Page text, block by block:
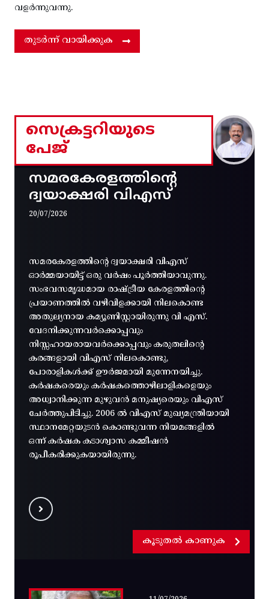
വളർന്നുവന്നു.
തുടർന്ന് വായിക്കുക
സെക്രട്ടറിയുടെ
പേജ്
സമരകേരളത്തിൻ്റെ
ദ്വയാക്ഷരി വിഎസ്
20/07/2026
സമരകേരളത്തിൻ്റെ ദ്വയാക്ഷരി വിഎസ്
ഓർമ്മയായിട്ട് ഒരു വർഷം പൂർത്തിയാവുന്നു.
സംഭവസമൃദ്ധമായ രാഷ്ട്രീയ കേരളത്തിന്റെ
പ്രയാണത്തിൽ വഴിവിളക്കായി നിലകൊണ്ട
അതുല്യനായ കമ്യൂണിസ്റ്റായിരുന്നു വി എസ്.
വേദനിക്കുന്നവർക്കൊപ്പവും
നിസ്സഹായരായവർക്കൊപ്പവും കരുതലിന്റെ
കരങ്ങളായി വിഎസ് നിലകൊണ്ടു,
പോരാളികൾക്ക് ഊർജമായി മുന്നേനയിച്ചു.
കർഷകരെയും കർഷകത്തൊഴിലാളികളെയും
അധ്വാനിക്കുന്ന മുഴുവൻ മനുഷ്യരെയും വിഎസ്
ചേർത്തുപിടിച്ചു. 2006 ൽ വിഎസ് മുഖ്യമന്ത്രിയായി
സ്ഥാനമേറ്റയുടൻ കൊണ്ടുവന്ന നിയമങ്ങളിൽ
ഒന്ന് കർഷക കടാശ്വാസ കമ്മീഷൻ
രൂപീകരിക്കുകയായിരുന്നു.
കൂടുതൽ കാണുക